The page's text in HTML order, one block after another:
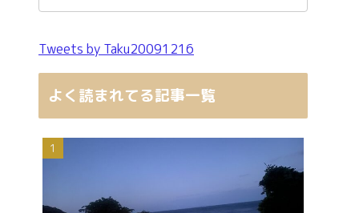
Tweets by Taku20091216
よく読まれてる記事一覧